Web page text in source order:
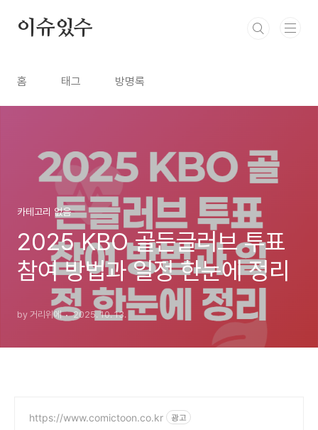
이슈있수
홈 태그 방명록
카테고리 없음
2025 KBO 골든글러브 투표
참여 방법과 일정 한눈에 정리
by 거리위에 2025. 10. 13.
https://www.comictoon.co.kr 광고